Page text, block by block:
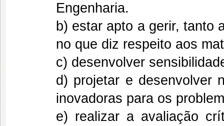
Engenharia.
b) estar apto a gerir, tanto
no que diz respeito aos
c) desenvolver
d) projetar e desenvolver
inovadoras para os
e) realizar a avaliação